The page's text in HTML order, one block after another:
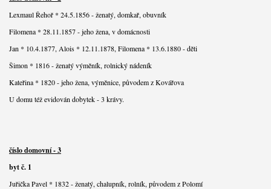
Lexmaul Řehoř * 24.5.1856 - ženatý, domkař, obuvník
Filomena * 28.11.1857 - jeho žena, v domácnosti
Jan * 10.4.1877, Alois * 12.11.1878, Filomena * 13.6.1880 - děti
Šimon * 1816 - ženatý výměník, rolnický nádeník
Kateřina * 1820 - jeho žena, výměnice, původem z Kovářova
U domu též evidován dobytek - 3 krávy.
číslo domovní - 3
byt č. 1
Juřička Pavel * 1832 - ženatý, chalupník, rolník, původem z Polomí